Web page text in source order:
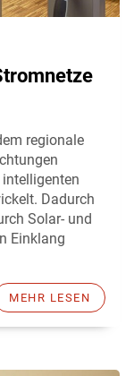
regionale
Dadurch
Solar- und
Einklang
MEHR LESEN